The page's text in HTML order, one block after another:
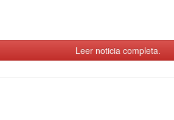
Leer noticia completa.